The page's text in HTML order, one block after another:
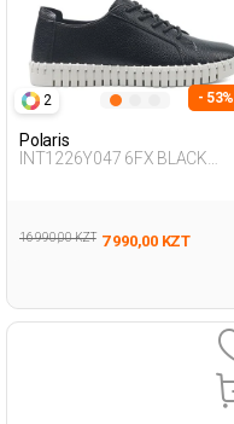
2 - 53%
Polaris
INT1226Y047 6FX BLACK
16 990,00 KZT 7 990,00 KZT